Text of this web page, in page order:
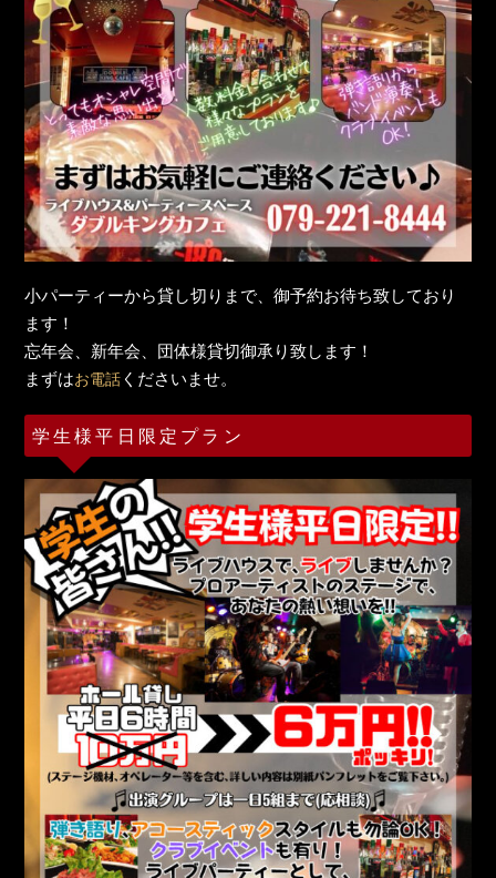
小パーティーから貸し切りまで、御予約お待ち致しており
ます！
忘年会、新年会、団体様貸切御承り致します！
まずはお電話 くださいませ。
学生様平日限定プラン